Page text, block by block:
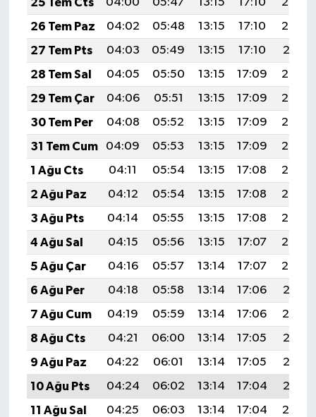
25 Tem Cts
04:00 05:47 13:15 17:10
20:33
26 Tem Paz
04:02 05:48 13:15 17:10
20:32
27 Tem Pts
04:03 05:49 13:15 17:10
20:31
28 Tem Sal
04:05 05:50 13:15 17:09
20:30
29 Tem Çar
04:06 05:51 13:15 17:09
20:29
30 Tem Per
04:08 05:52 13:15 17:09
20:28
31 Tem Cum
04:09 05:53 13:15 17:09
20:27
1 Ağu Cts
04:11 05:54 13:15 17:08
20:26
2 Ağu Paz
04:12 05:54 13:15 17:08
20:25
3 Ağu Pts
04:14 05:55 13:15 17:08
20:24
4 Ağu Sal
04:15 05:56 13:15 17:07
20:23
5 Ağu Çar
04:16 05:57 13:14 17:07
20:22
6 Ağu Per
04:18 05:58 13:14 17:06
20:21
7 Ağu Cum
04:19 05:59 13:14 17:06
20:19
8 Ağu Cts
04:21 06:00 13:14 17:05
20:18
9 Ağu Paz
04:22 06:01 13:14 17:05
20:17
10 Ağu Pts
04:24 06:02 13:14 17:04
20:16
11 Ağu Sal
04:25 06:03 13:14 17:04
20:14